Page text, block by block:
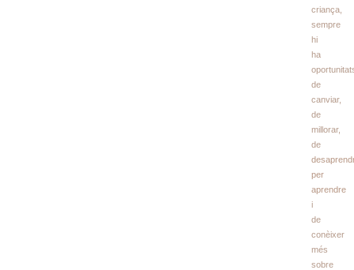
criança,
sempre
hi
ha
de
canviar,
de
millorar,
de
per
aprendre
i
de
conèixer
més
sobre